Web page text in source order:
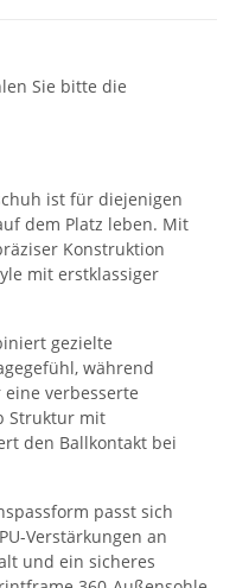
Sie bitte die
ist für diejenigen
dem Platz leben. Mit
Konstruktion
mit erstklassiger
gezielte
während
verbesserte
Struktur mit
den Ballkontakt bei
passt sich
Verstärkungen an
und ein sicheres